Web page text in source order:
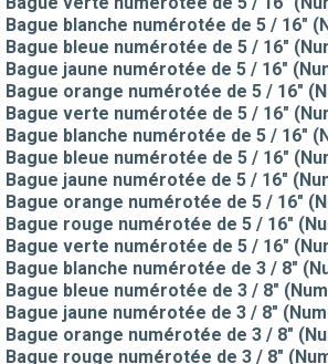
Bague blanche numérotée de 5 / 16"
Bague bleue numérotée de 5 / 16"
Bague jaune numérotée de 5 / 16"
Bague orange numérotée de 5 / 16"
Bague verte numérotée de 5 / 16"
Bague blanche numérotée de 5 / 16"
Bague bleue numérotée de 5 / 16"
Bague jaune numérotée de 5 / 16"
Bague orange numérotée de 5 / 16"
Bague rouge numérotée de 5 / 16"
Bague verte numérotée de 5 / 16"
Bague blanche numérotée de 3 / 8"
Bague bleue numérotée de 3 / 8"
Bague jaune numérotée de 3 / 8"
Bague orange numérotée de 3 / 8"
Bague rouge numérotée de 3 / 8"